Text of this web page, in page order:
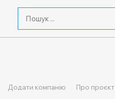
Додати компанію Про проєкт